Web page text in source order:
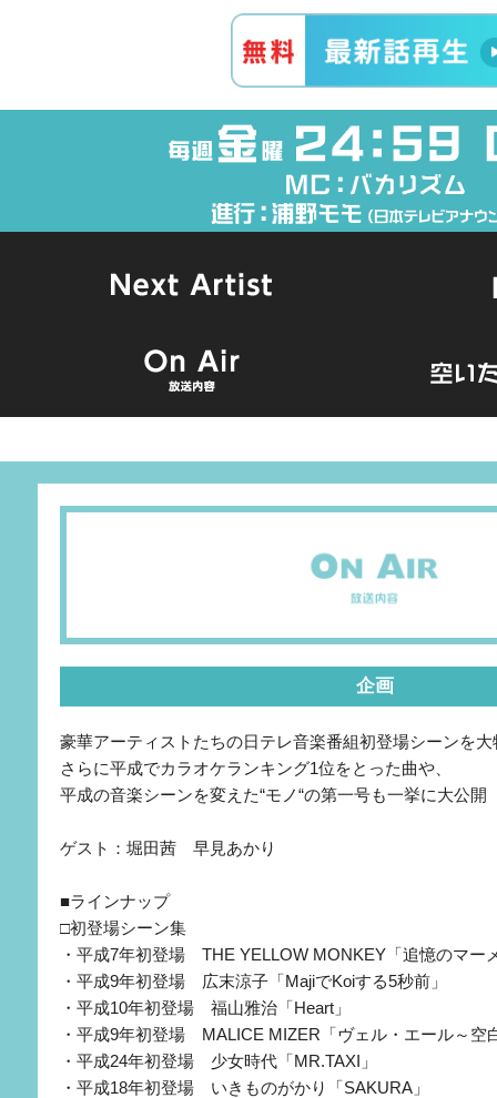
企画
豪華アーティストたちの日テレ音楽番組初登場シーンを大
さらに平成でカラオケランキング1位をとった曲や、
平成の音楽シーンを変えた“モノ“の第一号も一挙に大公開
ゲスト：堀田茜 早見あかり
■ラインナップ
□初登場シーン集
・平成7年初登場 THE YELLOW MONKEY「追憶のマー
・平成9年初登場 広末涼子「MajiでKoiする5秒前」
・平成10年初登場 福山雅治「Heart」
・平成9年初登場 MALICE MIZER「ヴェル・エール～空
・平成24年初登場 少女時代「MR.TAXI」
・平成18年初登場 いきものがかり「SAKURA」